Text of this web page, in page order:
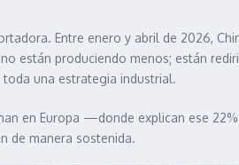
Entre enero y abril de 2026,
están produciendo menos; están
toda una estrategia industrial.
en Europa —donde explican ese
de manera sostenida.